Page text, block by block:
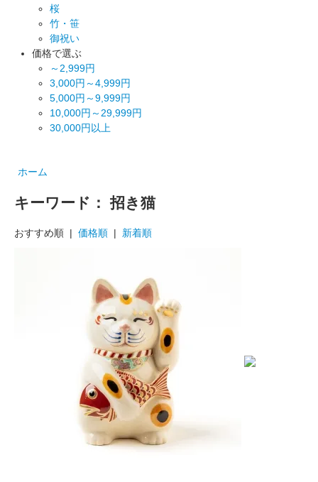
桜
竹・笹
御祝い
価格で選ぶ
～2,999円
3,000円～4,999円
5,000円～9,999円
10,000円～29,999円
30,000円以上
ホーム
キーワード： 招き猫
おすすめ順 | 価格順 | 新着順